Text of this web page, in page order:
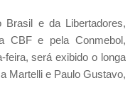
e da Libertadores,
CBF e pela Conmebol,
será exibido o longa
Martelli e Paulo Gustavo,